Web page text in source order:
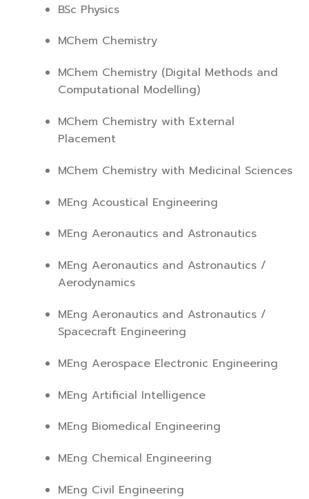
BSc Physics
MChem Chemistry
MChem Chemistry (Digital Methods and
Computational Modelling)
MChem Chemistry with External
Placement
MChem Chemistry with Medicinal Sciences
MEng Acoustical Engineering
MEng Aeronautics and Astronautics
MEng Aeronautics and Astronautics /
Aerodynamics
MEng Aeronautics and Astronautics /
Spacecraft Engineering
MEng Aerospace Electronic Engineering
MEng Artificial Intelligence
MEng Biomedical Engineering
MEng Chemical Engineering
MEng Civil Engineering